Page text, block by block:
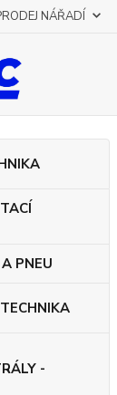
NÁŘADÍ
PNEU
-